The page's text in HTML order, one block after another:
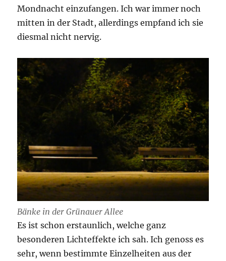
Mondnacht einzufangen. Ich war immer noch
mitten in der Stadt, allerdings empfand ich sie
diesmal nicht nervig.
Bänke in der Grünauer Allee
Es ist schon erstaunlich, welche ganz
besonderen Lichteffekte ich sah. Ich genoss es
sehr, wenn bestimmte Einzelheiten aus der